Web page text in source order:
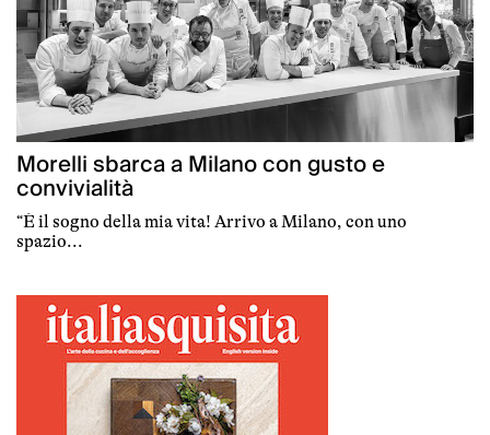
Morelli sbarca a Milano con gusto e
convivialità
“È il sogno della mia vita! Arrivo a Milano, con uno
spazio...